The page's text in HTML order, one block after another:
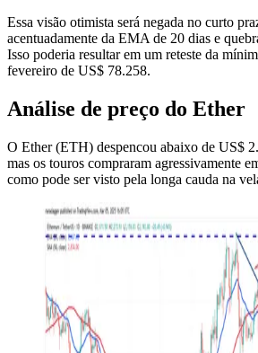
Essa visão otimista será negada no curto
acentuadamente da EMA de 20 dias e
Isso poderia resultar em um reteste da
fevereiro de US$ 78.258.
Análise de preço do Ether
O Ether (ETH) despencou abaixo de US$
mas os touros compraram agressivamente
como pode ser visto pela longa cauda na